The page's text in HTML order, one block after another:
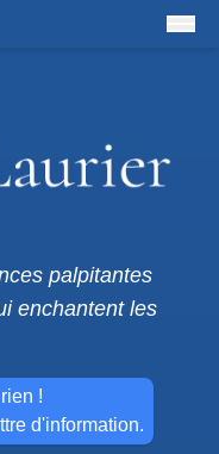
palpitantes
enchantent les
!
d'information.